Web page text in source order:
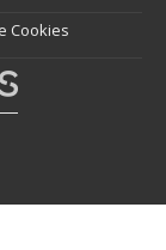
Cookies